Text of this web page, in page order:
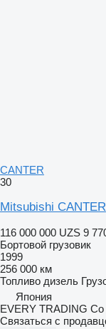
CANTER
30
Mitsubishi CANTER
116 000 000 UZS 9
Бортовой грузовик
1999
256 000 км
Топливо дизель
Япония
EVERY TRADING Co
Связаться с